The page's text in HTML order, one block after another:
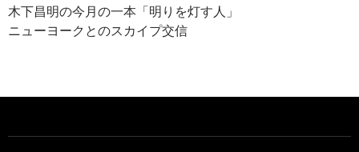
木下昌明の今月の一本「明りを灯す人」
ニューヨークとのスカイプ交信